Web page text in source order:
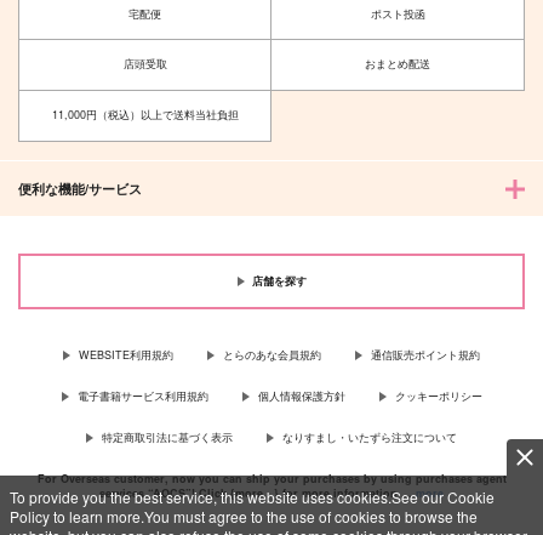
To provide you the best service, this website uses cookies.See our Cookie
Policy to learn more.You must agree to the use of cookies to browse the
オールハッピーエン
ド！
biwanohi
787円（税込）
煉獄杏寿郎×竈門炭治郎
715円（税込）
煉獄杏寿郎×竈門炭治郎
宅配便 ポスト投函
店頭受取 おまとめ配送
11,000円（税込）以上で送料当社負担
便利な機能/サービス
店舗を探す
WEBSITE利用規約 とらのあな会員規約 通信販売ポイント規約
電子書籍サービス利用規約 個人情報保護方針 クッキーポリシー
特定商取引法に基づく表示 なりすまし・いたずら注文について
For Overseas customer, now you can ship your purchases by using purchases agent
services “AOCS”! Click {more…} for more information …more